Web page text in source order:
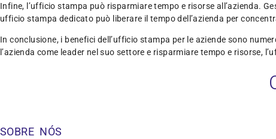
Infine, l’ufficio stampa può risparmiare tempo e risorse all’azienda.
ufficio stampa dedicato può liberare il tempo dell’azienda per
In conclusione, i benefici dell’ufficio stampa per le aziende sono
l’azienda come leader nel suo settore e risparmiare tempo e risorse,
SOBRE NÓS